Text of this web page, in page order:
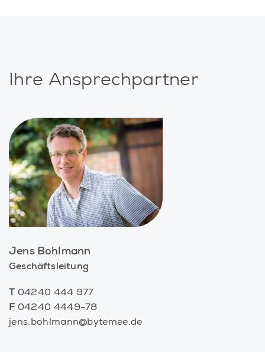
Ihre Ansprechpartner
Jens Bohlmann
Geschäftsleitung
T
04240 444 977
F 04240 4449-78
jens.bohlmann@bytemee.de